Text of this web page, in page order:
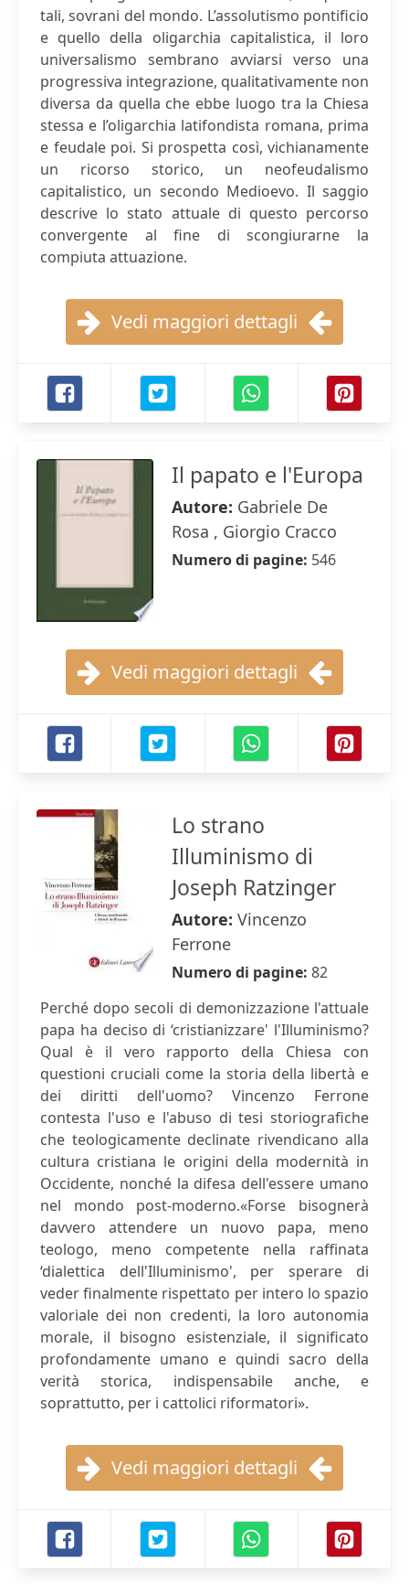
tali, sovrani del mondo. L’assolutismo pontificio
e quello della oligarchia capitalistica, il loro
universalismo sembrano avviarsi verso una
progressiva integrazione, qualitativamente non
diversa da quella che ebbe luogo tra la Chiesa
stessa e l’oligarchia latifondista romana, prima
e feudale poi. Si prospetta così, vichianamente
un ricorso storico, un neofeudalismo
capitalistico, un secondo Medioevo. Il saggio
descrive lo stato attuale di questo percorso
convergente al fine di scongiurarne la
compiuta attuazione.
Vedi maggiori dettagli
Il papato e l'Europa
Autore: Gabriele De
Rosa , Giorgio Cracco
Numero di pagine: 546
Vedi maggiori dettagli
Lo strano
Illuminismo di
Joseph Ratzinger
Autore: Vincenzo
Ferrone
Numero di pagine: 82
Perché dopo secoli di demonizzazione l'attuale
papa ha deciso di ‘cristianizzare' l'Illuminismo?
Qual è il vero rapporto della Chiesa con
questioni cruciali come la storia della libertà e
dei diritti dell'uomo? Vincenzo Ferrone
contesta l'uso e l'abuso di tesi storiografiche
che teologicamente declinate rivendicano alla
cultura cristiana le origini della modernità in
Occidente, nonché la difesa dell'essere umano
nel mondo post-moderno.«Forse bisognerà
davvero attendere un nuovo papa, meno
teologo, meno competente nella raffinata
‘dialettica dell'Illuminismo', per sperare di
veder finalmente rispettato per intero lo spazio
valoriale dei non credenti, la loro autonomia
morale, il bisogno esistenziale, il significato
profondamente umano e quindi sacro della
verità storica, indispensabile anche, e
soprattutto, per i cattolici riformatori».
Vedi maggiori dettagli